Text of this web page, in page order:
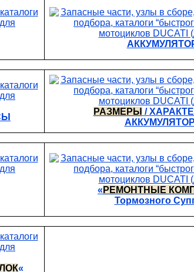
РАЗМЕРЫ /
« РЕМОНТНЫЕ
Тормозного
«